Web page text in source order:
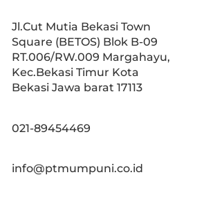
Jl.Cut Mutia Bekasi Town
Square (BETOS) Blok B-09
RT.006/RW.009 Margahayu,
Kec.Bekasi Timur Kota
Bekasi Jawa barat 17113
021-89454469
info@ptmumpuni.co.id